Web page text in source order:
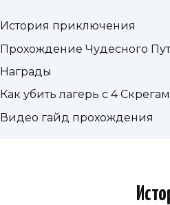
История приключения
Прохождение Чудесного
Награды
Как убить лагерь с 4
Видео гайд прохождения